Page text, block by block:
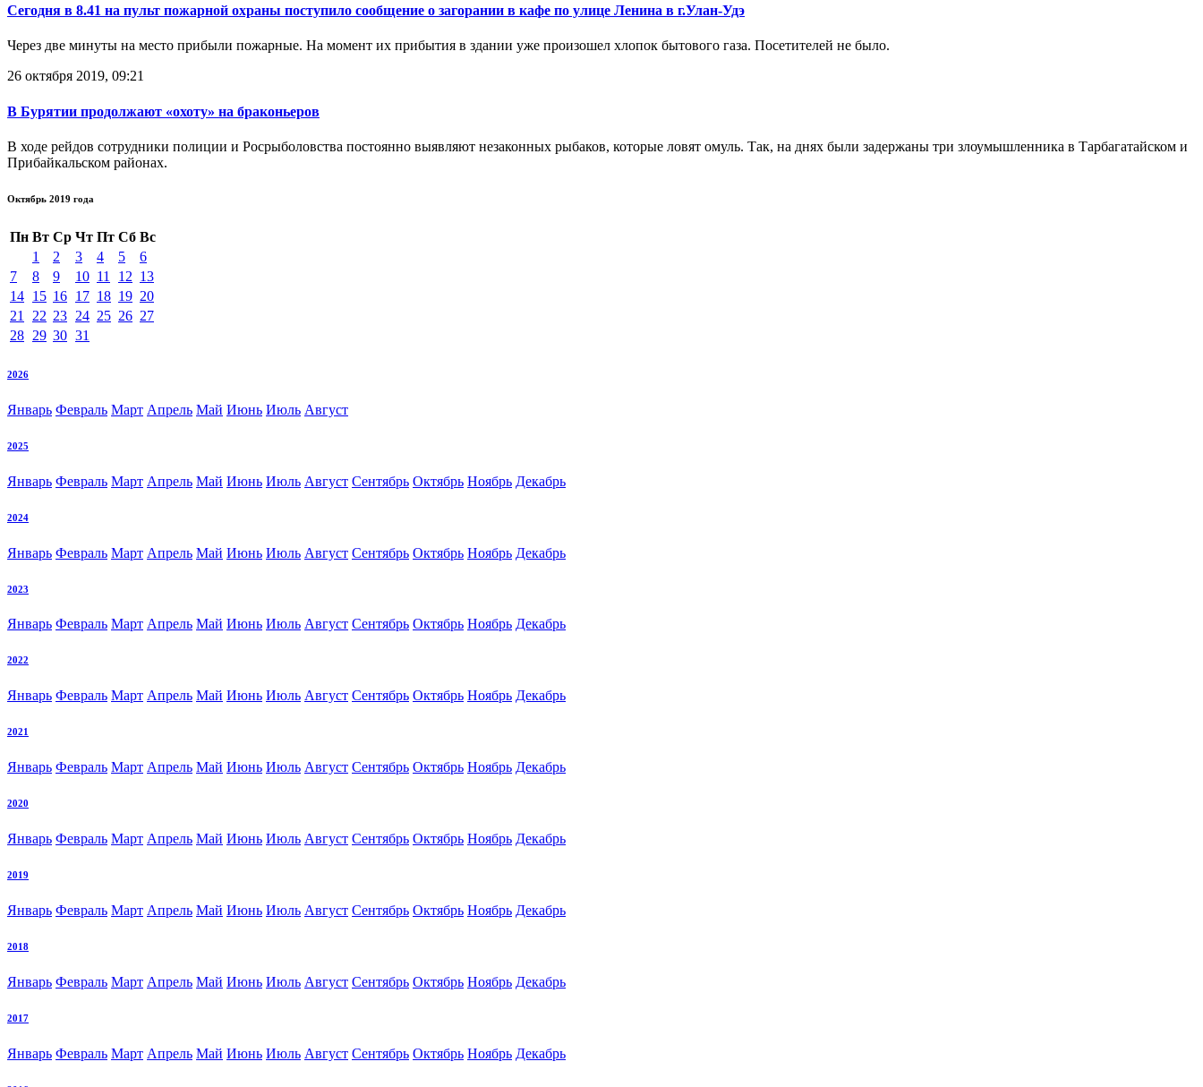
Сегодня в 8.41 на пульт пожарной охраны поступило сообщение о загорании в кафе по улице Ленина в г.Улан-Удэ
Через две минуты на место прибыли пожарные. На момент их прибытия в здании уже произошел хлопок бытового газа. Посетителей не было.
26 октября 2019, 09:21
В Бурятии продолжают «охоту» на браконьеров
В ходе рейдов сотрудники полиции и Росрыболовства постоянно выявляют незаконных рыбаков, которые ловят омуль. Так, на днях были задержаны три злоумышленника в Тарбагатайском и
Прибайкальском районах.
Октябрь 2019 года
Пн Вт Ср Чт Пт Сб Вс
1
2 3 4 5
6
7
8 9 10 11 12 13
14 15 16 17 18 19 20
21
22 23 24 25 26 27
28 29 30 31
2026
Январь Февраль Март Апрель Май Июнь Июль Август
2025
Январь Февраль Март Апрель Май Июнь Июль Август Сентябрь Октябрь Ноябрь Декабрь
2024
Январь Февраль Март Апрель Май Июнь Июль Август Сентябрь Октябрь Ноябрь Декабрь
2023
Январь Февраль Март Апрель Май Июнь Июль Август Сентябрь Октябрь Ноябрь Декабрь
2022
Январь Февраль Март Апрель Май Июнь Июль Август Сентябрь Октябрь Ноябрь Декабрь
2021
Январь Февраль Март Апрель Май Июнь Июль Август Сентябрь Октябрь Ноябрь Декабрь
2020
Январь Февраль Март Апрель Май Июнь Июль Август Сентябрь Октябрь Ноябрь Декабрь
2019
Январь Февраль Март Апрель Май Июнь Июль Август Сентябрь Октябрь Ноябрь Декабрь
2018
Январь Февраль Март Апрель Май Июнь Июль Август Сентябрь Октябрь Ноябрь Декабрь
2017
Январь Февраль Март Апрель Май Июнь Июль Август Сентябрь Октябрь Ноябрь Декабрь